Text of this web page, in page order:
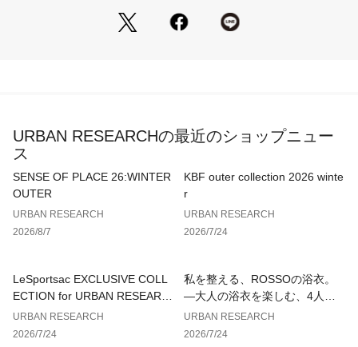
※商品画像は、光の当たり具合やパソコンなどの閲覧環境によ
お気に入り登録された商品は、マイページにて現在の価格情報
や在庫状況の確認が可能です。
お買い物リストの管理にぜひご利用ください。
透け感 : ややあり(GREGEのみ)
伸縮性 : なし
ポケット : なし
URBAN RESEARCHの最近のショップニュー
ス
SENSE OF PLACE 26:WINTER
OUTER
URBAN RESEARCH
2026/8/7
KBF outer collection 2026 winte
r
URBAN RESEARCH
2026/7/24
LeSportsac EXCLUSIVE COLL
ECTION for URBAN RESEARC
H
URBAN RESEARCH
2026/7/24
私を整える、ROSSOの浴衣。
—大人の浴衣を楽しむ、4人のT
IPS—
URBAN RESEARCH
2026/7/24